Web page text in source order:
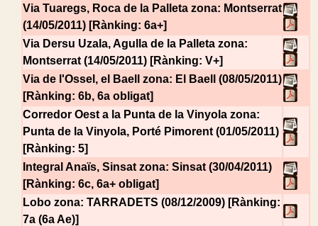
Via Tuaregs, Roca de la Palleta zona: Montserrat
(14/05/2011) [Rànking: 6a+]
Via Dersu Uzala, Agulla de la Palleta zona:
Montserrat (14/05/2011) [Rànking: V+]
Via de l'Ossel, el Baell
zona: El Baell (08/05/2011)
[Rànking: 6b, 6a obligat]
Corredor Oest a la Punta de la Vinyola zona:
Punta de la Vinyola, Porté Pimorent (01/05/2011)
[Rànking: 5]
Integral Anaïs, Sinsat zona: Sinsat (30/04/2011)
[Rànking: 6c, 6a+ obligat]
Lobo zona: TARRADETS (08/12/2009) [Rànking:
7a (6a Ae)]